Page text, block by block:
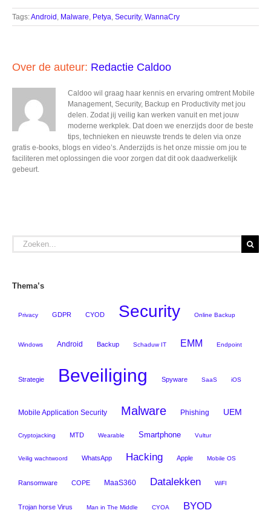
Tags:Android , Malware, Petya, Security, WannaCry
Over de auteur: Redactie Caldoo
Caldoo wil graag haar kennis en ervaring omtrent Mobile
Management, Security, Backup en Productivity met jou
delen. Zodat jij veilig kan werken vanuit en met jouw
moderne werkplek. Dat doen we enerzijds door de beste
tips, technieken en nieuwste trends te delen via onze
gratis e-books, blogs en video’s. Anderzijds is het onze missie om jou te
faciliteren met oplossingen die voor zorgen dat dit ook daadwerkelijk
gebeurt.
Zoeken
Thema’s
Privacy GDPR CYOD Security Online Backup
Windows Android Backup Schaduw IT EMM Endpoint
Strategie Beveiliging Spyware SaaS iOS
Mobile Application Security Malware Phishing UEM
Cryptojacking MTD Wearable Smartphone Vultur
Veilig wachtwoord WhatsApp Hacking Apple Mobile OS
Ransomware COPE MaaS360 Datalekken WiFI
Trojan horse Virus Man in The Middle CYOA BYOD